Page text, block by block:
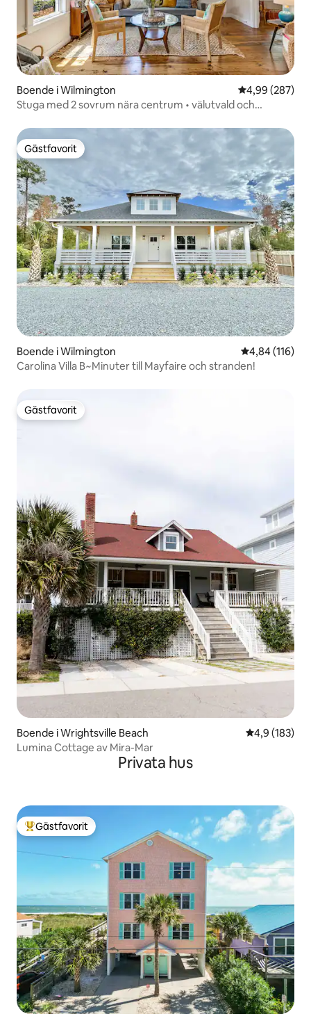
Boende i Wilmington 4,99 av 5 i
4,99 (287)
Stuga med 2 sovrum nära centrum • välutvald och
Gästfavorit
Gästfavorit
Boende i Wilmington 4,84 av 5 i
4,84 (116)
Carolina Villa B~Minuter till Mayfaire och stranden!
Gästfavorit
Gästfavorit
Boende i Wrightsville Beach 4,9 av 5 i
4,9 (183)
Lumina Cottage av Mira-Mar
Privata hus
Populär gästfavorit
Gästfavorit